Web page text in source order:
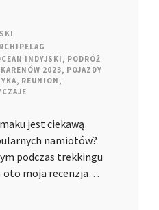
INDYJSKI , PODRÓŻ
2023, POJAZDY
, REUNION ,
jest ciekawą
namiotów?
podczas trekkingu
oto moja recenzja…